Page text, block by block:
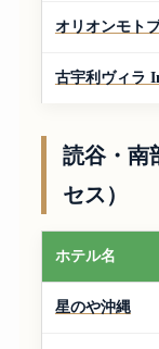
オリオンモト
古宇利ヴィラ
読谷・南
セス）
ホテル名
星のや沖縄